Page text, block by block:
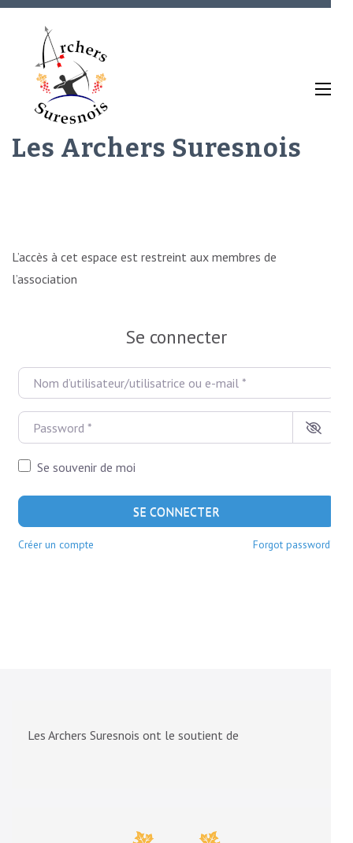
Aller
(Pressez
Les Archers Suresnois
L’accès à cet espace est restreint aux membres de
l’association
Se connecter
Nom d’utilisateur/utilisatrice ou e-mail*
Password
Se souvenir de moi
SE CONNECTER
Créer un compte Forgot password?
Les Archers Suresnois ont le soutient de